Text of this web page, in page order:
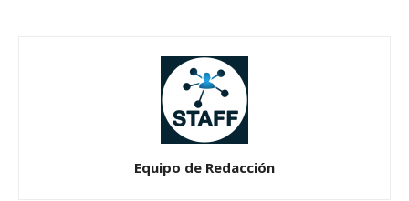
Equipo de Redacción